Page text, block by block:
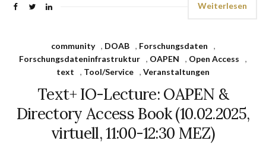
Weiterlesen
community , DOAB , Forschungsdaten
,
Forschungsdateninfrastruktur , OAPEN , Open Access
,
text
, Tool/Service , Veranstaltungen
Text+ IO-Lecture: OAPEN &
Directory Access Book (10.02.2025,
virtuell, 11:00-12:30 MEZ)